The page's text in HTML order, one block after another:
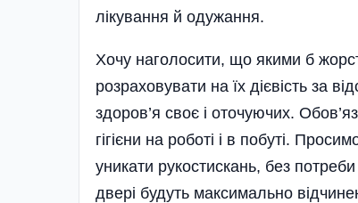
лікування й одужання.
Хочу наголосити, що якими б
розраховувати на їх дієвість за
здоров’я своє і оточуючих.
гігієни на роботі і в побуті.
уникати рукостискань, без
двері будуть максимально